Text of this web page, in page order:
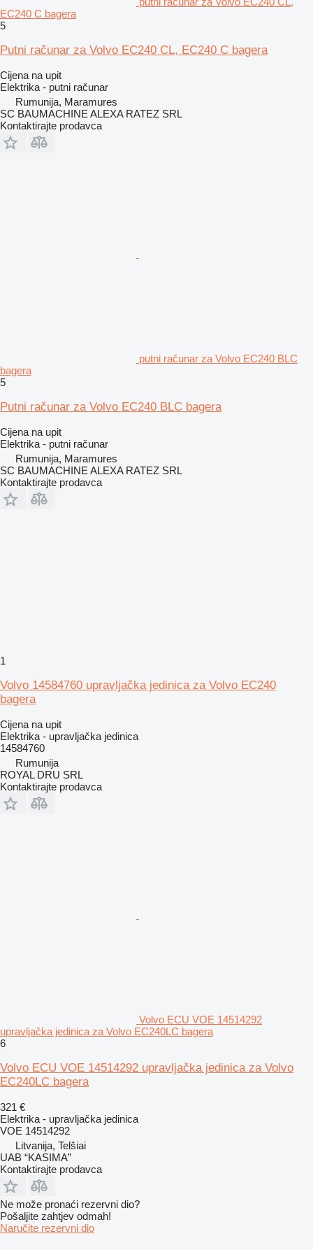
EC240 C bagera
5
Putni računar za Volvo EC240 CL, EC240 C bagera
Cijena na upit
Elektrika - putni računar
Rumunija, Maramures
SC BAUMACHINE ALEXA RATEZ SRL
Kontaktirajte prodavca
putni računar za Volvo EC240 BLC
bagera
5
Putni računar za Volvo EC240 BLC bagera
Cijena na upit
Elektrika - putni računar
Rumunija, Maramures
SC BAUMACHINE ALEXA RATEZ SRL
Kontaktirajte prodavca
1
Volvo 14584760 upravljačka jedinica za Volvo EC240
bagera
Cijena na upit
Elektrika - upravljačka jedinica
14584760
Rumunija
ROYAL DRU SRL
Kontaktirajte prodavca
Volvo ECU VOE 14514292
upravljačka jedinica za Volvo EC240LC bagera
6
Volvo ECU VOE 14514292 upravljačka jedinica za Volvo
EC240LC bagera
321 €
Elektrika - upravljačka jedinica
VOE 14514292
Litvanija, Telšiai
UAB “KASIMA”
Kontaktirajte prodavca
Ne može pronaći rezervni dio?
Pošaljite zahtjev odmah!
Naručite rezervni dio